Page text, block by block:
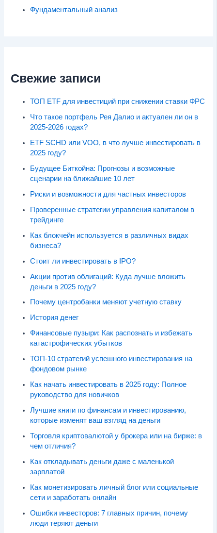
Фундаментальный анализ
Свежие записи
ТОП ETF для инвестиций при снижении ставки ФРС
Что такое портфель Рея Далио и актуален ли он в
2025-2026 годах?
ETF SCHD или VOO, в что лучше инвестировать в
2025 году?
Будущее Биткойна: Прогнозы и возможные
сценарии на ближайшие 10 лет
Риски и возможности для частных инвесторов
Проверенные стратегии управления капиталом в
трейдинге
Как блокчейн используется в различных видах
бизнеса?
Стоит ли инвестировать в IPO?
Акции против облигаций: Куда лучше вложить
деньги в 2025 году?
Почему центробанки меняют учетную ставку
История денег
Финансовые пузыри: Как распознать и избежать
катастрофических убытков
ТОП-10 стратегий успешного инвестирования на
фондовом рынке
Как начать инвестировать в 2025 году: Полное
руководство для новичков
Лучшие книги по финансам и инвестированию,
которые изменят ваш взгляд на деньги
Торговля криптовалютой у брокера или на бирже: в
чем отличия?
Как откладывать деньги даже с маленькой
зарплатой
Как монетизировать личный блог или социальные
сети и заработать онлайн
Ошибки инвесторов: 7 главных причин, почему
люди теряют деньги